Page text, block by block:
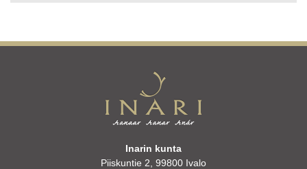
Inarin kunta
Piiskuntie 2, 99800 Ivalo